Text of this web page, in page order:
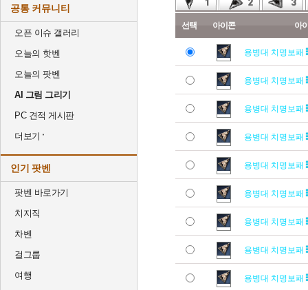
공통 커뮤니티
오픈 이슈 갤러리
오늘의 핫벤
오늘의 팟벤
AI 그림 그리기
PC 견적 게시판
더보기
인기 팟벤
팟벤 바로가기
치지직
차벤
걸그룹
여행
선택 아이콘 아
용병대 치명보패
용병대 치명보패
용병대 치명보패
용병대 치명보패
용병대 치명보패
용병대 치명보패
용병대 치명보패
용병대 치명보패
용병대 치명보패